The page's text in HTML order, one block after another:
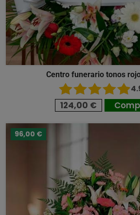
Centro funerario tonos
124,00 €
96,00 €